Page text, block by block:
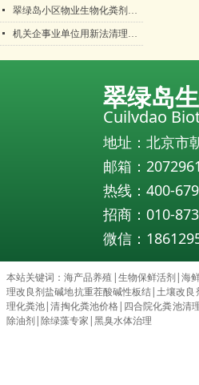
넷 翠绿岛小区物业生物化粪剂日本粪便分解降化解处理产品化粪池清理化粪池清掏化粪池清理方案生物有益菌翠绿岛
넷 机关企事业单位用新法清理化粪池，解放双手
翠绿岛
Cuilvdao
地址：北京市
邮箱：
热线：400-
招商：010-
微信：
本站关键词：海产品养殖 |生物保鲜活剂|海
理改良剂盐碱地抗重茬酸碱性板结|土壤改良
理化粪池|清掏化粪池价格| 四合院化粪池清
除油剂|除绿藻专家 |黑臭水体治理